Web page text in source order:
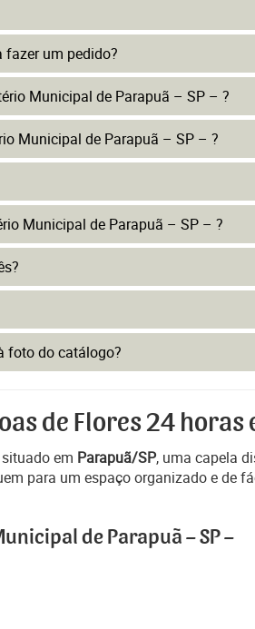
fazer um pedido?
Municipal de Parapuã – SP – ?
Municipal de Parapuã – SP – ?
Municipal de Parapuã – SP – ?
foto do catálogo?
de Flores 24
situado em Parapuã/SP, uma capela
para um espaço organizado e de
de Parapuã – SP –